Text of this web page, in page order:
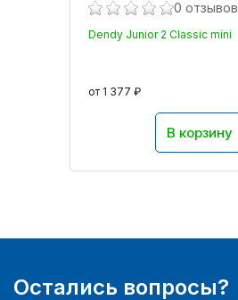
0 отзывов
Dendy Junior 2 Classic mini
от 1 377 ₽
В корзину
Остались вопросы?